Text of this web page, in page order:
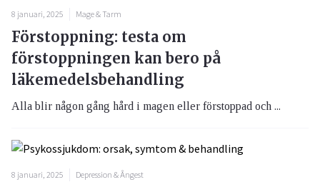
8 januari, 2025 Mage & Tarm
Förstoppning: testa om
förstoppningen kan bero på
läkemedelsbehandling
Alla blir någon gång hård i magen eller förstoppad och ...
8 januari, 2025 Depression & Ångest